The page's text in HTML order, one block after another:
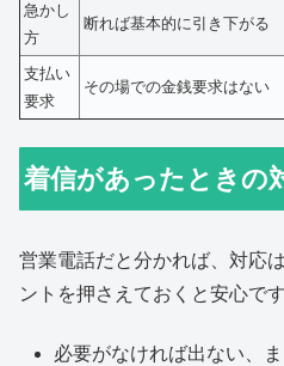
急かし
方
断れば基本的に引き下がる
支払い
要求
その場での金銭要求はない
着信があったときの
営業電話だと分かれば、対応
ントを押さえておくと安心です
必要がなければ出ない、